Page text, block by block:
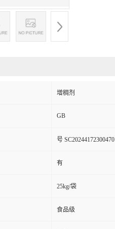
增稠剂
GB
号 SC20244172300470
有
25kg/袋
食品级